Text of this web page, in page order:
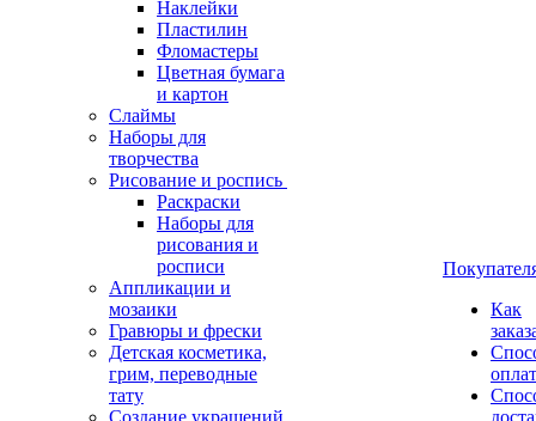
Наклейки
Пластилин
Фломастеры
Цветная бумага
и картон
Слаймы
Наборы для
творчества
Рисование и роспись
Раскраски
Наборы для
рисования и
росписи
Аппликации и
мозаики
Гравюры и фрески
Детская косметика,
грим, переводные
тату
Создание украшений
Как